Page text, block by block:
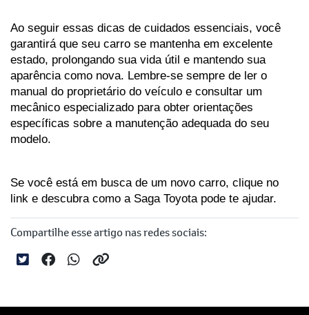
Ao seguir essas dicas de cuidados essenciais, você
garantirá que seu carro se mantenha em excelente
estado, prolongando sua vida útil e mantendo sua
aparência como nova. Lembre-se sempre de ler o
manual do proprietário do veículo e consultar um
mecânico especializado para obter orientações
específicas sobre a manutenção adequada do seu
modelo.
Se você está em busca de um novo carro, clique no
link e descubra como a Saga Toyota pode te ajudar.
Compartilhe esse artigo nas redes sociais: